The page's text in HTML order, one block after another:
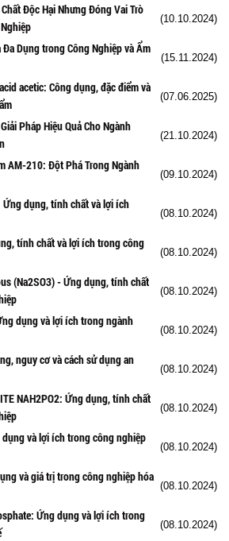
Độc Hại Nhưng Đóng Vai Trò
(10.10.2024)
Dụng trong Công Nghiệp và Ẩm
(15.11.2024)
acetic: Công dụng, đặc điểm và
(07.06.2025)
Pháp Hiệu Quả Cho Ngành
(21.10.2024)
AM-210: Đột Phá Trong Ngành
(09.10.2024)
dụng, tính chất và lợi ích
(08.10.2024)
tính chất và lợi ích trong công
(08.10.2024)
(Na2SO3) - Ứng dụng, tính chất
(08.10.2024)
dụng và lợi ích trong ngành
(08.10.2024)
nguy cơ và cách sử dụng an
(08.10.2024)
NAH2PO2: Ứng dụng, tính chất
(08.10.2024)
và lợi ích trong công nghiệp
(08.10.2024)
và giá trị trong công nghiệp hóa
(08.10.2024)
Ứng dụng và lợi ích trong
(08.10.2024)